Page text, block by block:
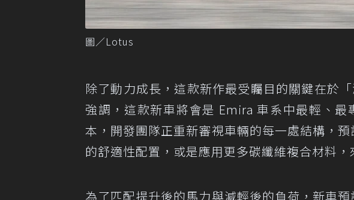
圖／Lotus
除了動力成長，這款新作最受矚目的關鍵在於
強調，這款新車將會是 Emira 車系中最輕、
本，開發團隊正重新審視車輛的每一處結構，
的舒適性配置，或是應用更多碳纖維複合材料
為了匹配提升後的馬力與減輕後的負荷，新車